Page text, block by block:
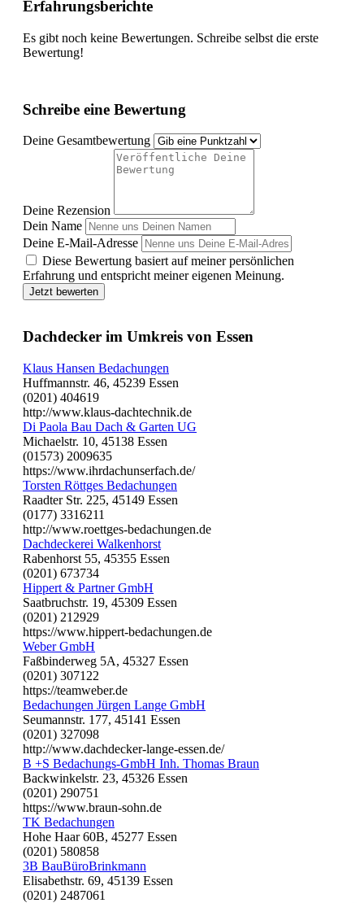
Erfahrungsberichte
Es gibt noch keine Bewertungen. Schreibe selbst die erste
Bewertung!
Schreibe eine Bewertung
Deine Gesamtbewertung
Deine Rezension
Dein Name
Deine E-Mail-Adresse
Diese Bewertung basiert auf meiner persönlichen
Erfahrung und entspricht meiner eigenen Meinung.
Jetzt bewerten
Dachdecker im Umkreis von Essen
Klaus Hansen Bedachungen
Huffmannstr. 46, 45239 Essen
(0201) 404619
http://www.klaus-dachtechnik.de
Di Paola Bau Dach & Garten UG
Michaelstr. 10, 45138 Essen
(01573) 2009635
https://www.ihrdachunserfach.de/
Torsten Röttges Bedachungen
Raadter Str. 225, 45149 Essen
(0177) 3316211
http://www.roettges-bedachungen.de
Dachdeckerei Walkenhorst
Rabenhorst 55, 45355 Essen
(0201) 673734
Hippert & Partner GmbH
Saatbruchstr. 19, 45309 Essen
(0201) 212929
https://www.hippert-bedachungen.de
Weber GmbH
Faßbinderweg 5A, 45327 Essen
(0201) 307122
https://teamweber.de
Bedachungen Jürgen Lange GmbH
Seumannstr. 177, 45141 Essen
(0201) 327098
http://www.dachdecker-lange-essen.de/
B +S Bedachungs-GmbH Inh. Thomas Braun
Backwinkelstr. 23, 45326 Essen
(0201) 290751
https://www.braun-sohn.de
TK Bedachungen
Hohe Haar 60B, 45277 Essen
(0201) 580858
3B BauBüroBrinkmann
Elisabethstr. 69, 45139 Essen
(0201) 2487061